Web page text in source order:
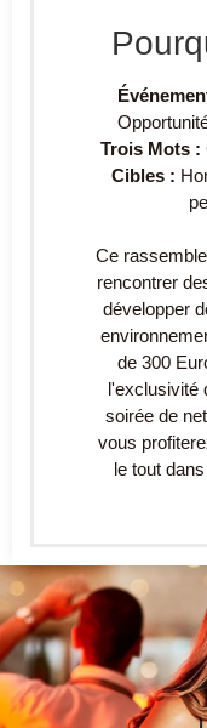
Trois Mots :
Cibles :
Ce
rencontrer
développer
de 300
l'exclusivité
soirée de
vous
le tout